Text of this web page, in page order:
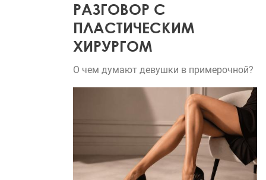
РАЗГОВОР С
ПЛАСТИЧЕСКИМ
ХИРУРГОМ
О чем думают девушки в примерочной?